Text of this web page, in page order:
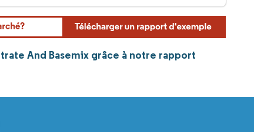
And Basemix grâce à notre rapport